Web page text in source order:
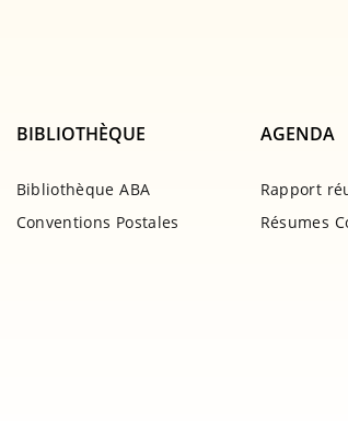
BIBLIOTHÈQUE
Bibliothèque ABA
Conventions Postales
AGENDA
Rapport
Résumes